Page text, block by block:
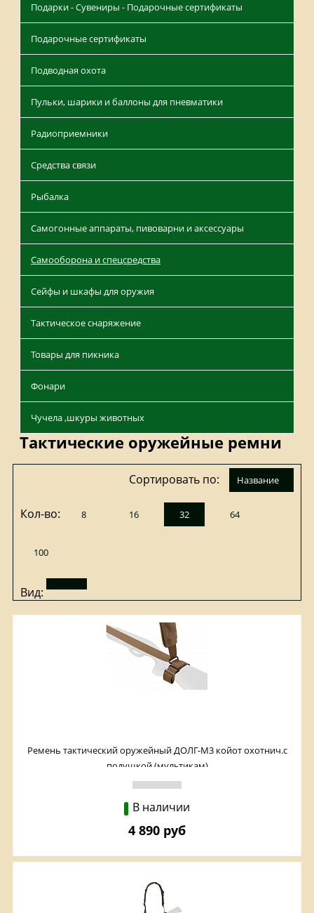
Подарки - Сувениры - Подарочные сертификаты
Подарочные сертификаты
Подводная охота
Пульки, шарики и баллоны для пневматики
Радиоприемники
Средства связи
Рыбалка
Самогонные аппараты, пивоварни и аксессуары
Самооборона и спецсредства
Сейфы и шкафы для оружия
Тактическое снаряжение
Товары для пикника
Фонари
Чучела ,шкуры животных
Тактические оружейные ремни
Сортировать по: название
Кол-во: 8 16 32 64
100
Вид:
Ремень тактический оружейный ДОЛГ-М3 койот охотнич.с
подушкой (мультикам)
В наличии
4 890 руб